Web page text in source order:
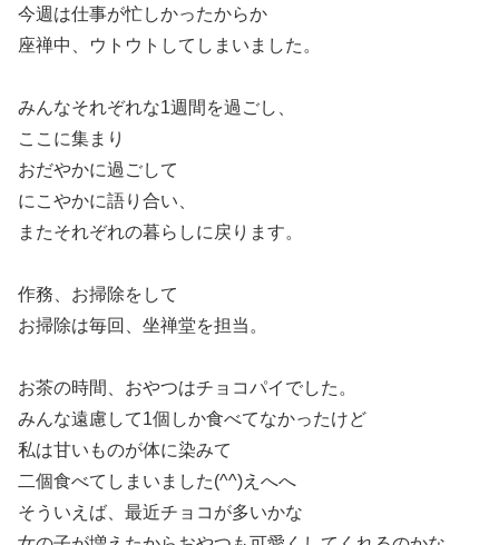
今週は仕事が忙しかったからか
座禅中、ウトウトしてしまいました。
みんなそれぞれな1週間を過ごし、
ここに集まり
おだやかに過ごして
にこやかに語り合い、
またそれぞれの暮らしに戻ります。
作務、お掃除をして
お掃除は毎回、坐禅堂を担当。
お茶の時間、おやつはチョコパイでした。
みんな遠慮して1個しか食べてなかったけど
私は甘いものが体に染みて
二個食べてしまいました(^^)えへへ
そういえば、最近チョコが多いかな